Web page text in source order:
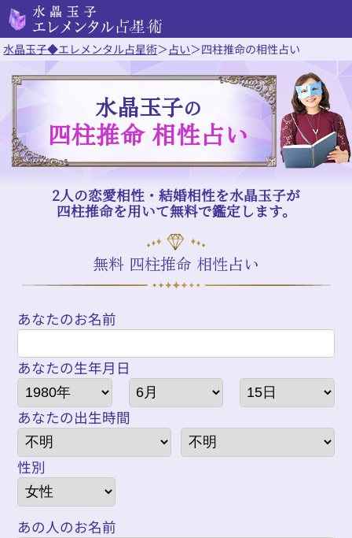
水晶玉子◆エレメンタル占星術＞占い＞四柱推命の相性占い
水晶玉子の
四柱推命 相性占い
2人の恋愛相性・結婚相性を水晶玉子が
四柱推命を用いて無料で鑑定します。
無料 四柱推命 相性占い
あなたのお名前
あなたの生年月日
あなたの出生時間
性別
あの人のお名前